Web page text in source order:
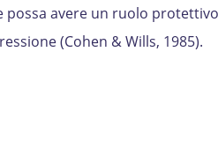
possa avere un ruolo
(Cohen & Wills, 1985).